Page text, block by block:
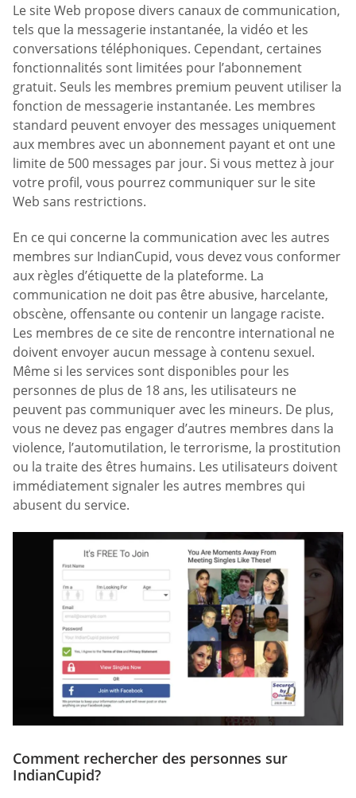
Le site Web propose divers canaux de communication,
tels que la messagerie instantanée, la vidéo et les
conversations téléphoniques. Cependant, certaines
fonctionnalités sont limitées pour l’abonnement
gratuit. Seuls les membres premium peuvent utiliser la
fonction de messagerie instantanée. Les membres
standard peuvent envoyer des messages uniquement
aux membres avec un abonnement payant et ont une
limite de 500 messages par jour. Si vous mettez à jour
votre profil, vous pourrez communiquer sur le site
Web sans restrictions.
En ce qui concerne la communication avec les autres
membres sur IndianCupid, vous devez vous conformer
aux règles d’étiquette de la plateforme. La
communication ne doit pas être abusive, harcelante,
obscène, offensante ou contenir un langage raciste.
Les membres de ce site de rencontre international ne
doivent envoyer aucun message à contenu sexuel.
Même si les services sont disponibles pour les
personnes de plus de 18 ans, les utilisateurs ne
peuvent pas communiquer avec les mineurs. De plus,
vous ne devez pas engager d’autres membres dans la
violence, l’automutilation, le terrorisme, la prostitution
ou la traite des êtres humains. Les utilisateurs doivent
immédiatement signaler les autres membres qui
abusent du service.
Comment rechercher des personnes sur
IndianCupid?